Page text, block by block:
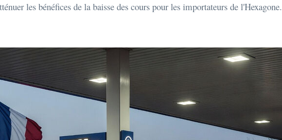
les bénéfices de la baisse des cours pour les importateurs de l'Hexagone.